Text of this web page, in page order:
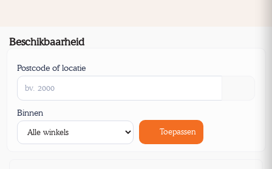
Beschikbaarheid
Postcode of locatie
Binnen
Toepassen